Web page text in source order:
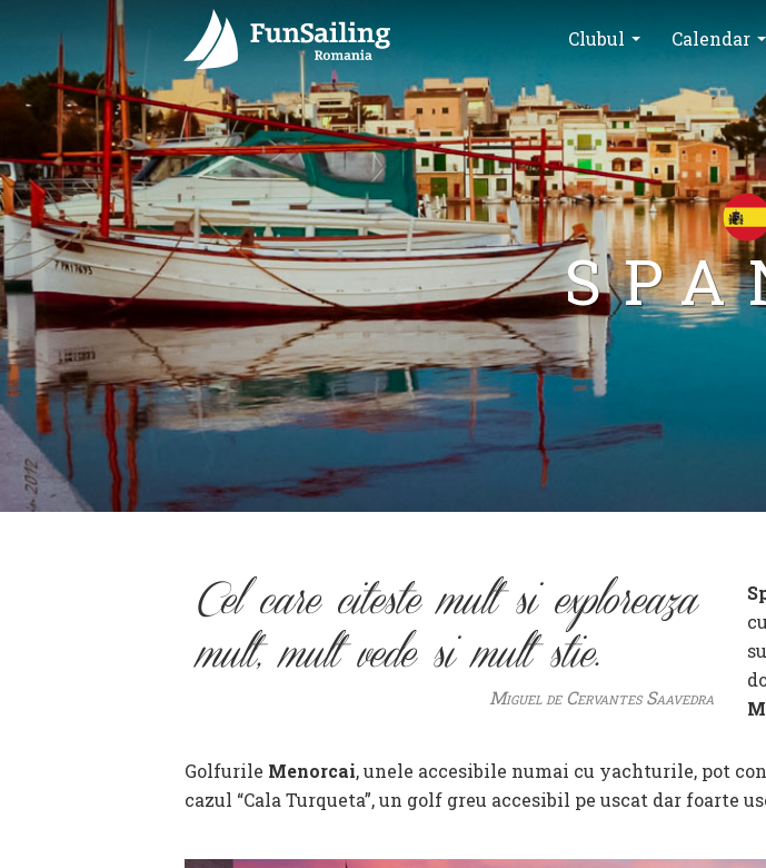
Clubul Calendar
Cel care citeste mult si exploreaza
mult, mult vede si mult stie.
Miguel de Cervantes Saavedra
Golfurile Menorcai, unele accesibile numai cu yachturile, pot
cazul “Cala Turqueta”, un golf greu accesibil pe uscat dar foarte